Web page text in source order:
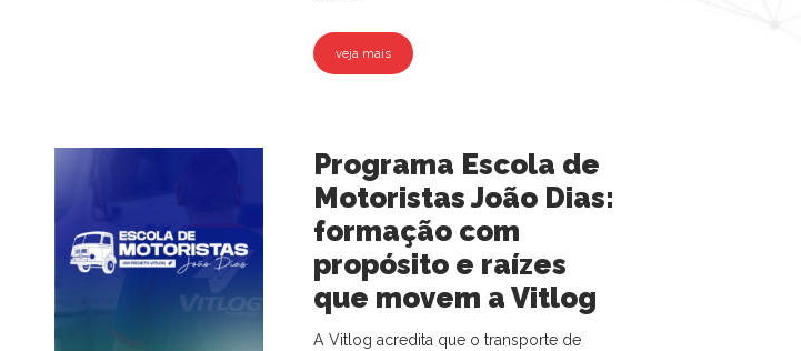
veja mais
Programa Escola de
Motoristas João Dias:
formação com
propósito e raízes
que movem a Vitlog
A Vitlog acredita que o transporte de